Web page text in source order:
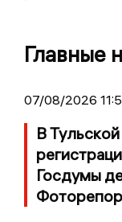
Главные
07/08/2026
В
Госдумы